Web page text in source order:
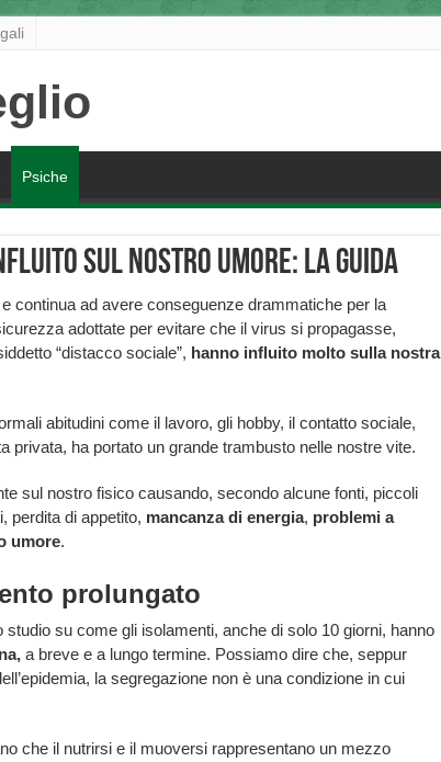
Psiche
sul nostro umore: la guida
continua ad avere conseguenze drammatiche per la
adottate per evitare che il virus si propagasse,
“distacco sociale”, hanno influito molto sulla nostra
abitudini come il lavoro, gli hobby, il contatto sociale,
privata, ha portato un grande trambusto nelle nostre vite.
sul nostro fisico causando, secondo alcune fonti, piccoli
perdita di appetito, mancanza di energia, problemi a
umore.
prolungato
su come gli isolamenti, anche di solo 10 giorni, hanno
a breve e a lungo termine. Possiamo dire che, seppur
la segregazione non è una condizione in cui
che il nutrirsi e il muoversi rappresentano un mezzo